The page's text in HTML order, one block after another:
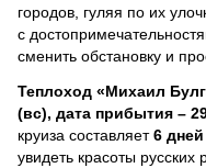
городов, гуляя по их
с
сменить обстановку и
Теплоход «Михаил
(вс), дата прибытия –
круиза составляет6
увидеть красоты русских